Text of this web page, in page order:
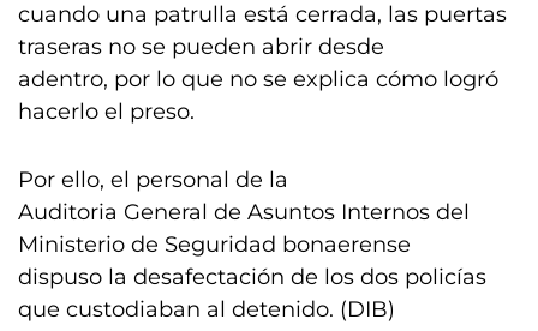
cuando una patrulla está cerrada, las puertas
traseras no se pueden abrir desde
adentro, por lo que no se explica cómo logró
hacerlo el preso.
Por ello, el personal de la
Auditoria General de Asuntos Internos del
Ministerio de Seguridad bonaerense
dispuso la desafectación de los dos policías
que custodiaban al detenido. (DIB)